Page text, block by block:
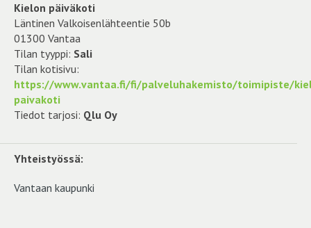
Kielon päiväkoti
Läntinen Valkoisenlähteentie 50b
01300 Vantaa
Tilan tyyppi: Sali
Tilan kotisivu:
https://www.vantaa.fi/fi/palveluhakemisto/toimipiste/
paivakoti
Tiedot tarjosi: Qlu Oy
Yhteistyössä:
Vantaan kaupunki